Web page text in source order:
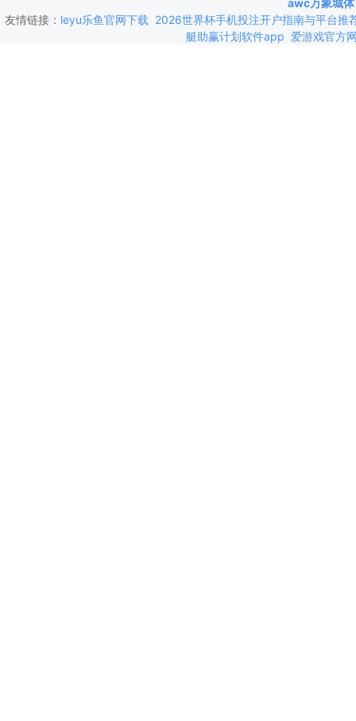
awc万象城
友情链接： leyu乐鱼官网下载 2026世界杯手机投注开户指南与平台推
艇助赢计划软件app 爱游戏官方